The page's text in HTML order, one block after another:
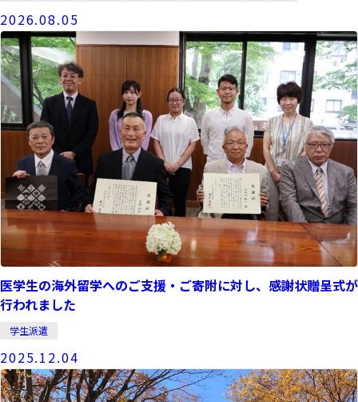
2026.08.05
医学生の海外留学へのご支援・ご寄附に対し、感謝状贈呈式が
行われました
学生派遣
2025.12.04